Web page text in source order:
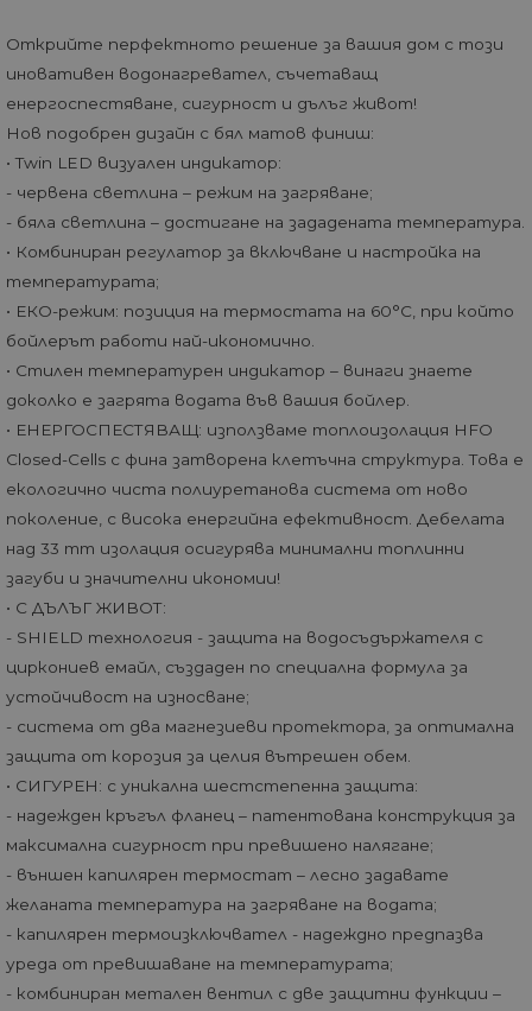
Открийте перфектното решение за вашия дом с този
иновативен водонагревател, съчетаващ
енергоспестяване, сигурност и дълъг живот!
Нов подобрен дизайн с бял матов финиш:
• Twin LED визуален индикатор:
- червена светлина – режим на загряване;
- бяла светлина – достигане на зададената температура.
• Комбиниран регулатор за включване и настройка на
температурата;
• ЕКО-режим: позиция на термостата на 60°С, при който
бойлерът работи най-икономично.
• Стилен температурен индикатор – винаги знаете
доколко е загрята водата във вашия бойлер.
• ЕНЕРГОСПЕСТЯВАЩ: използваме топлоизолация HFO
Closed-Cells с фина затворена клетъчна структура. Това е
екологично чиста полиуретанова система от ново
поколение, с висока енергийна ефективност. Дебелата
над 33 mm изолация осигурява минимални топлинни
загуби и значителни икономии!
• С ДЪЛЪГ ЖИВОТ:
- SHIELD технология - защита на водосъдържателя с
циркониев емайл, създаден по специална формула за
устойчивост на износване;
- система от два магнезиеви протектора, за оптимална
защита от корозия за целия вътрешен обем.
• СИГУРЕН: с уникална шестстепенна защита:
- надежден кръгъл фланец – патентована конструкция за
максимална сигурност при превишено налягане;
- външен капилярен термостат – лесно задавате
желаната температура на загряване на водата;
- капилярен термоизключвател - надеждно предпазва
уреда от превишаване на температурата;
- комбиниран метален вентил с две защитни функции –